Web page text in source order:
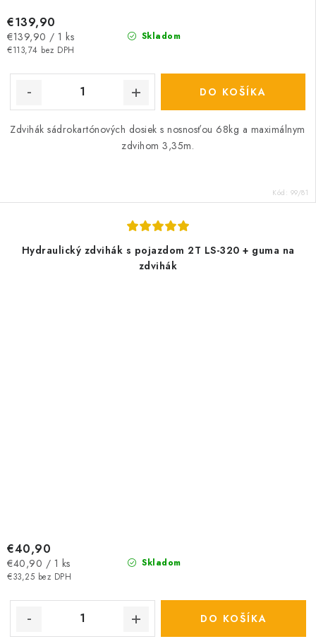
Skladom
€113,74 bez DPH
€139,90
Jednotková
cena:
€139,90 / 1 ks
DO KOŠÍKA
Zdvihák sádrokartónových dosiek s nosnosťou 68kg a maximálnym
zdvihom 3,35m.
Kód: 99/81
Hydraulický zdvihák s pojazdom 2T LS-320 + guma na
zdvihák
Skladom
€33,25 bez DPH
€40,90
Jednotková
cena:
€40,90 / 1 ks
DO KOŠÍKA